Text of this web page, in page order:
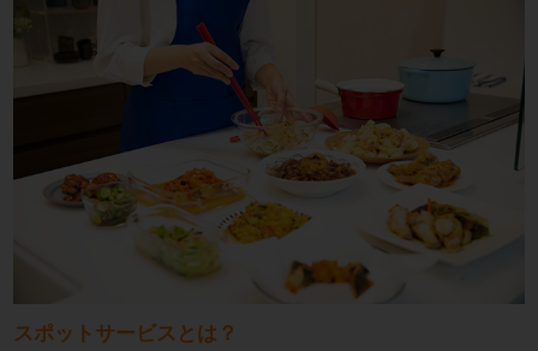
スポットサービスとは？